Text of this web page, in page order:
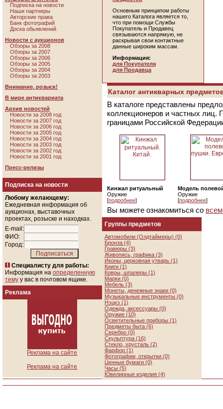
Подписка на новости
Наши партнеры
Авторские права
Банк фотографий
Доска обьявлений
Новости с аукционов
Обзоры за 2008
Обзоры за 2007
Обзоры за 2006
Обзоры за 2005
Обзоры за 2004
Обзоры за 2003
Внимание, розыск!
В мире антиквариата
Архив новостей
Новости за 2008 год
Новости за 2007 год
Новости за 2006 год
Новости за 2005 год
Новости за 2004 год
Новости за 2003 год
Новости за 2002 год
Новости за 2001 год
Пресс-релизы
Подписка на новости
Любому желающему:
Ежедневная информация об
аукционах, выставочных
проектах, розыске и находках.
E-mail:
ФИО:
Город:
Специалисту для работы:
Информация на определенную
тему у вас в почтовом ящике.
Реклама
Реклама на сайте
Реклама на сайте
Основным принципом работы
нашего Каталога является то,
что при помощи Службы
Покупатель и Продавец
связываются напрямую, не
раскрывая свои контактные
данные широким массам.
Информация:
для Покупателя
для Продавца
Каталог антикварных
В каталоге представлены
коллекционеров и частных лиц.
границами Российской
Кинжал ритуальный
Оружие
[подробнее]
Модель
Оружие
[подробнее]
Вы можете ознакомиться со
Группы предметов
Автомобили (Олдтаймеры) (0)
Бронза (4)
Гравюры (3)
Живопись, графика (3)
Иконы, церковная утварь (1)
Книги (1)
Ковры, шпалеры (1)
Марки (0)
Мебель (3)
Монеты, денежные знаки (0)
Музыкальные инструменты (0)
Нэцкэ (1)
Одежда, аксессуары (0)
Оружие (10)
Осветительные приборы (1)
Предметы быта (6)
Серебро (0)
Скульптура (16)
Стекло, хрусталь (2)
Фарфор (1)
Фотографии, открытки (0)
Ценные бумаги (0)
Часы (5)
Ювелирные изделия (4)